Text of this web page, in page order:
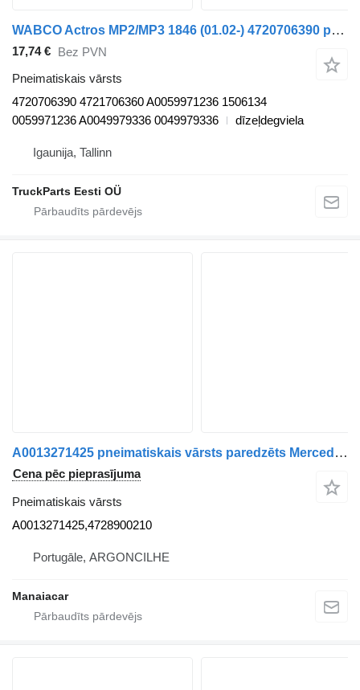
WABCO Actros MP2/MP3 1846 (01.02-) 4720706390 pneimatiskais vārsts paredzēts Mercedes-Benz Actros, Axor MP1, MP2, MP3 (1996-2014) kravas automašīnas
17,74 € Bez PVN
Pneimatiskais vārsts
4720706390 4721706360 A0059971236 1506134
0059971236 A0049979336 0049979336
dīzeļdegviela
Igaunija, Tallinn
TruckParts Eesti OÜ
A0013271425 pneimatiskais vārsts paredzēts Mercedes-Benz ACTROS MP4 | 11 kravas automašīnas
Cena pēc pieprasījuma
Pneimatiskais vārsts
A0013271425,4728900210
Portugāle, ARGONCILHE
Manaiacar